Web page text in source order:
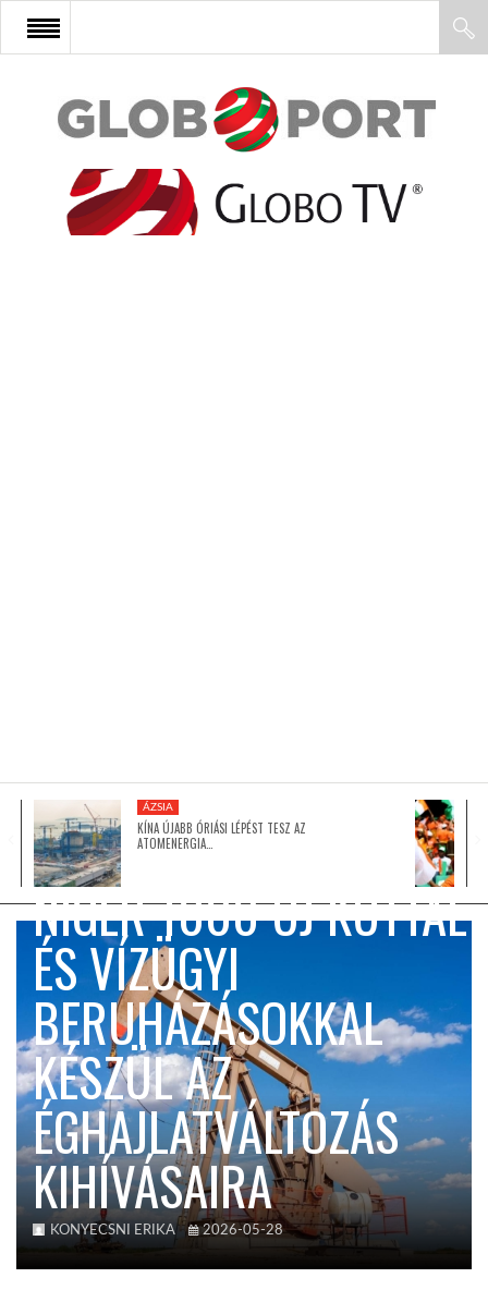
FŐOLDAL
AFRIKA
GLOBOTV BP
HÍR3D
TROPICALMAGAZIN
GLOBOTV
AFRIKA TUDÁSTÁR
A NAP SZÉPE
ÁZSIA
KÍNA ÚJABB ÓRIÁSI LÉPÉST TESZ AZ
ATOMENERGIA…
NIGER 1000 ÚJ KÚTTAL
ÉS VÍZÜGYI
BERUHÁZÁSOKKAL
KÉSZÜL AZ
ÉGHAJLATVÁLTOZÁS
KIHÍVÁSAIRA
KONYECSNI ERIKA 2026-05-28